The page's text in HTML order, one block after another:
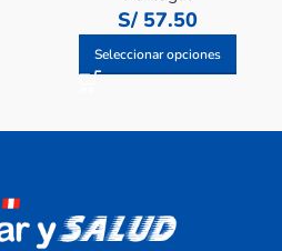
S/ 57.50
Seleccionar opciones